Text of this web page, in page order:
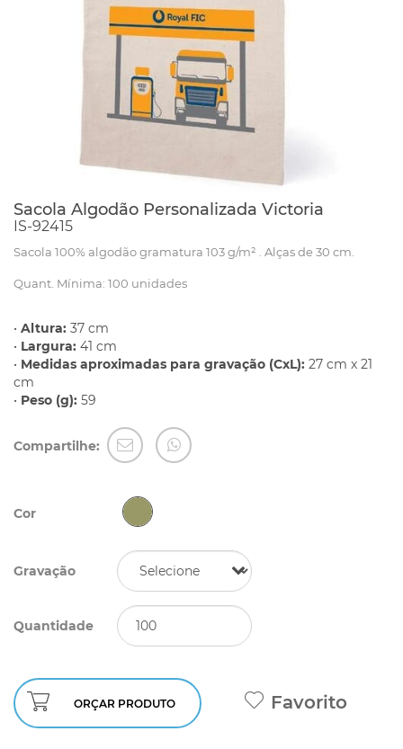
Sacola Algodão Personalizada Victoria
IS-92415
Sacola 100% algodão gramatura 103 g/m² . Alças de 30 cm.
Quant. Mínima: 100 unidades
• Altura: 37 cm
• Largura: 41 cm
• Medidas aproximadas para gravação (CxL): 27 cm x 21
cm
• Peso (g): 59
Compartilhe:
Cor
Gravação
Quantidade
ORÇAR PRODUTO Favorito